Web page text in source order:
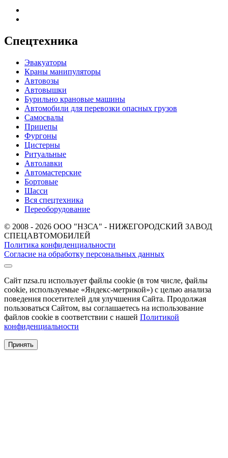
Cпецтехника
Эвакуаторы
Краны манипуляторы
Автовозы
Автовышки
Бурильно крановые машины
Автомобили для перевозки опасных грузов
Самосвалы
Прицепы
Фургоны
Цистерны
Ритуальные
Автолавки
Автомастерские
Бортовые
Шасси
Вся спецтехника
Переоборудование
© 2008 - 2026 ООО "НЗСА" - НИЖЕГОРОДСКИЙ ЗАВОД
СПЕЦАВТОМОБИЛЕЙ
Политика конфиденциальности
Согласие на обработку персональных данных
Сайт nzsa.ru использует файлы cookie (в том числе, файлы
cookie, используемые «Яндекс-метрикой») с целью анализа
поведения посетителей для улучшения Сайта. Продолжая
пользоваться Сайтом, вы соглашаетесь на использование
файлов cookie в соответствии с нашей Политикой
конфиденциальности
Принять